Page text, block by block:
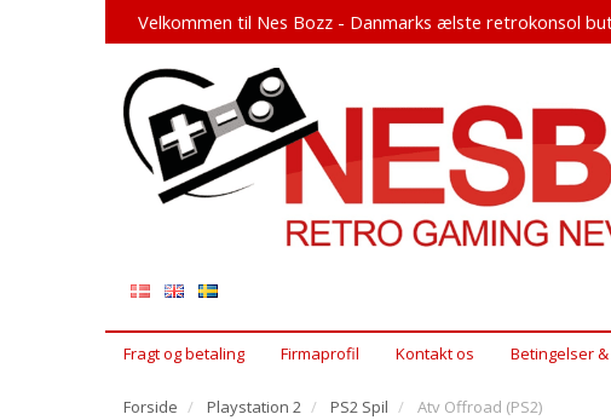
Velkommen til Nes Bozz - Danmarks ælste retrokonsol
Fragt og betaling Firmaprofil Kontakt os Betingelser
Forside Playstation 2 PS2 Spil Atv Offroad (PS2)